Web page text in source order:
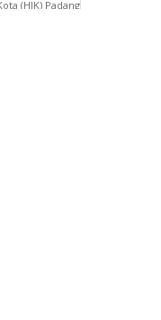
(HJK) Padang